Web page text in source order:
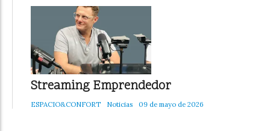
Streaming Emprendedor
ESPACIO&CONFORT Noticias 09 de mayo de 2026